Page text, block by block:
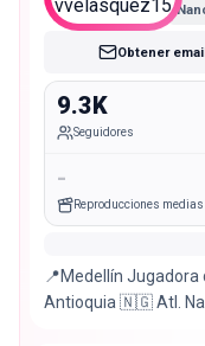
Obtener
9.3K
Seguidores
-
Reproducciones medias
📍Medellín
Antioquia 🇳🇬 Atl.